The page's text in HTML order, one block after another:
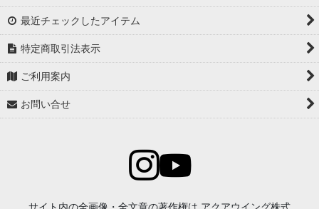
アルミホイールコーティング（艶消〜半艶 マットカラー）
アルミホイールコーティング（クリアーなし ソリッドカラー塗
装）
ウインドウガラスの撥水コーティング
ヘッドライトのコーティング
メッキパーツ（鉄ベース）のコーティング
未塗装樹脂パーツ（凹凸・梨地状）のコーティング
最近チェックしたアイテム
特定商取引法表示
ご利用案内
お問い合せ
サイト内の全画像・全文章の著作権は アクアウイング株式